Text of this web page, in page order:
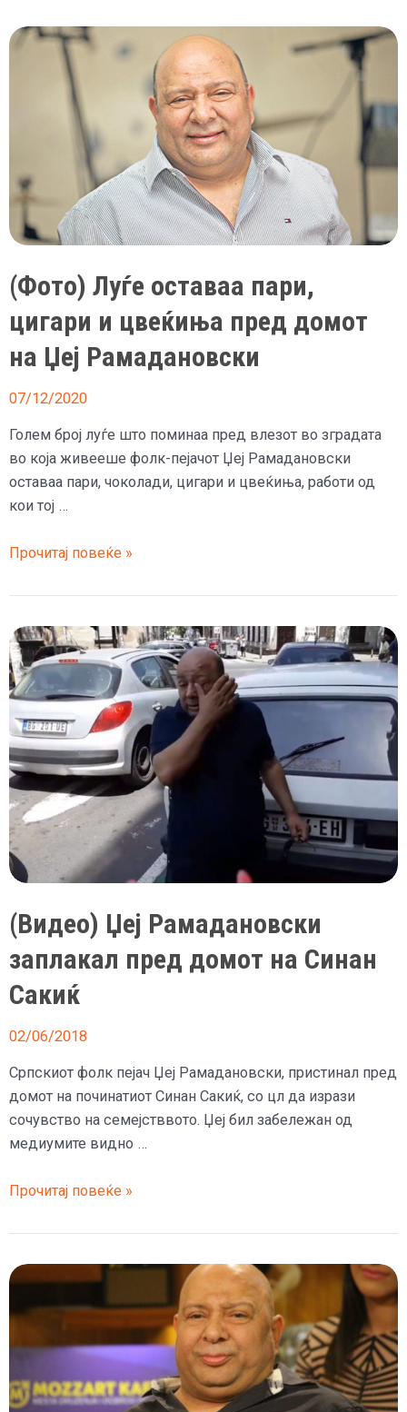
го
глуми
Рамадановски
пејачот
(Фото) Луѓе оставаа пари,
цигари и цвеќиња пред домот
на Џеј Рамадановски
07/12/2020
Голем број луѓе што поминаа пред влезот во зградата
во која живееше фолк-пејачот Џеј Рамадановски
оставаа пари, чоколади, цигари и цвеќиња, работи од
кои тој …
(Фото)
оставаа
пари,
цигари
и
цвеќиња
пред
домот
на
Џеј
Рамадановски
Прочитај повеќе »
(Видео) Џеј Рамадановски
заплакал пред домот на Синан
Сакиќ
02/06/2018
Српскиот фолк пејач Џеј Рамадановски, пристинал пред
домот на починатиот Синан Сакиќ, со цл да изрази
сочувство на семејстввото. Џеј бил забележан од
медиумите видно …
(Видео)
Рамадановски
заплакал
пред
домот
Синан
Сакиќ
Прочитај повеќе »